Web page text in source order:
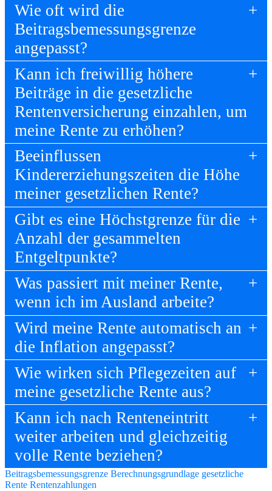
Wie oft wird die
Beitragsbemessungsgrenze
angepasst?
Kann ich freiwillig höhere
Beiträge in die gesetzliche
Rentenversicherung einzahlen, um
meine Rente zu erhöhen?
Beeinflussen
Kindererziehungszeiten die Höhe
meiner gesetzlichen Rente?
Gibt es eine Höchstgrenze für die
Anzahl der gesammelten
Entgeltpunkte?
Was passiert mit meiner Rente,
wenn ich im Ausland arbeite?
Wird meine Rente automatisch an
die Inflation angepasst?
Wie wirken sich Pflegezeiten auf
meine gesetzliche Rente aus?
Kann ich nach Renteneintritt
weiter arbeiten und gleichzeitig
volle Rente beziehen?
Beitragsbemessungsgrenze Berechnungsgrundlage gesetzliche
Rente Rentenzahlungen